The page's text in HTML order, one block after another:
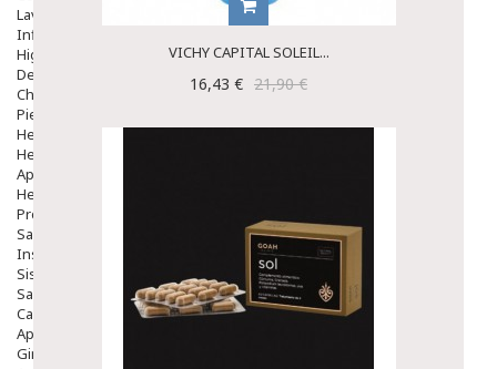
Lavado Ojos
Inflamación Del Oido (otitis)
Higiene Oido
Deshabituación Tabaquismo
Chicles
Piel
Herpes Y Hongos
Heridas Y úlceras
Aparato Genital
Hemorroides
Protectores Y Emolientes
Salud
Insomnio
Sistema Nervioso
Salud Bucodental
Capilar
Apósitos
Ginecología
VICHY CAPITAL SOLEIL...
16,43 € 21,90 €